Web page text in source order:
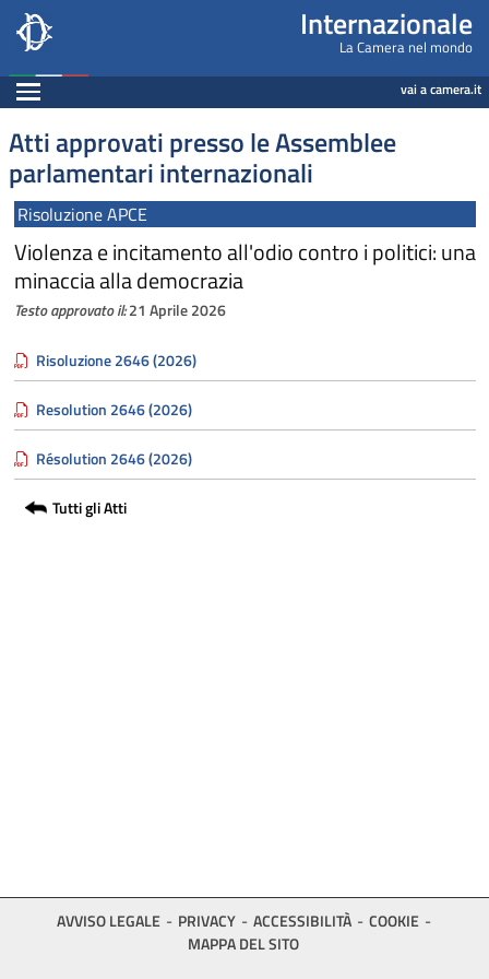
Internazionale, Camera dei Deputati -
Salta al contenuto principale
Salta al menu di navigazione Internazionale
La Camera nel mondo
Espandi vai a camera.it
Atti approvati presso le Assemblee
parlamentari internazionali
Risoluzione APCE
Violenza e incitamento all'odio contro i politici: una
minaccia alla democrazia
Testo approvato il:21 Aprile 2026
Risoluzione 2646 (2026)
Resolution 2646 (2026)
Résolution 2646 (2026)
Tutti gli Atti
Navigazione pagine di servizio
AVVISO LEGALE PRIVACY ACCESSIBILITÀ
COOKIE
MAPPA DEL SITO
Fine pagina
Salta al contenuto principale
Salta al menu di navigazione
Vai a inizio pagina